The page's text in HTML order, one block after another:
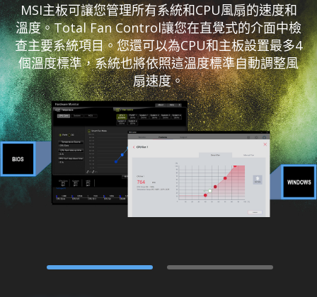
MSI主板可讓您管理所有系統和CPU風扇的速度和
溫度。Total Fan Control讓您在直覺式的介面中檢
查主要系統項目。您還可以為CPU和主板設置最多4
個溫度標準，系統也將依照這溫度標準自動調整風
扇速度。